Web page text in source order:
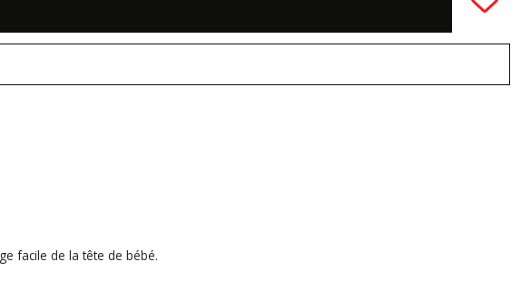
facile de la tête de bébé.